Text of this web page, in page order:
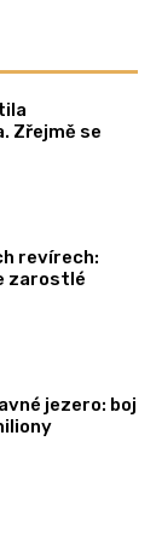
Zřejmě se
revírech:
zarostlé
jezero: boj